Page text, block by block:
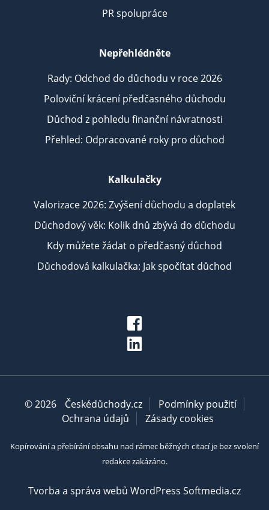
PR spolupráce
Nepřehlédněte
Rady: Odchod do důchodu v roce 2026
Poloviční krácení předčasného důchodu
Důchod z pohledu finanční návratnosti
Přehled: Odpracované roky pro důchod
Kalkulačky
Valorizace 2026: Zvýšení důchodu a doplatek
Důchodový věk: Kolik dnů zbývá do důchodu
Kdy můžete žádat o předčasný důchod
Důchodová kalkulačka: Jak spočítat důchod
© 2026 Českédůchody.cz
Podmínky použití
Ochrana údajů
Zásady cookies
Kopírování a přebírání obsahu nad rámec běžných citací je bez svolení
redakce zakázáno.
Tvorba a správa webů WordPress Softmedia.cz